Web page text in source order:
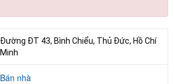
Đường ĐT 43, Bình Chiểu, Thủ Đức, Hồ Chí
Minh
Bán nhà